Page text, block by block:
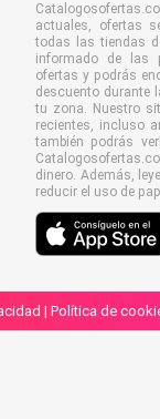
actuales, ofertas
todas las tiendas
informado de las
ofertas y podrás
descuento durante
tu zona. Nuestro
recientes, incluso
también podrás
dinero. Además,
reducir el uso de
| Política de